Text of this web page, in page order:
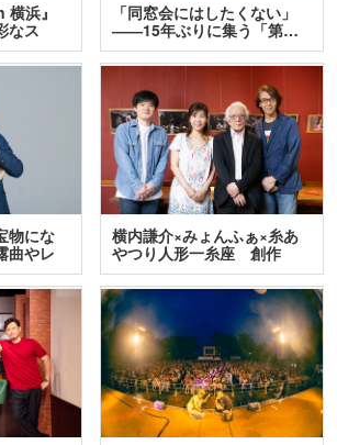
横浜』
なス
「同窓会にはしたくない」
――15年ぶりに集う「第…
物にな
曲やレ
横内謙介×みょんふぁ×糸あ
やつり人形一糸座 創作
人…